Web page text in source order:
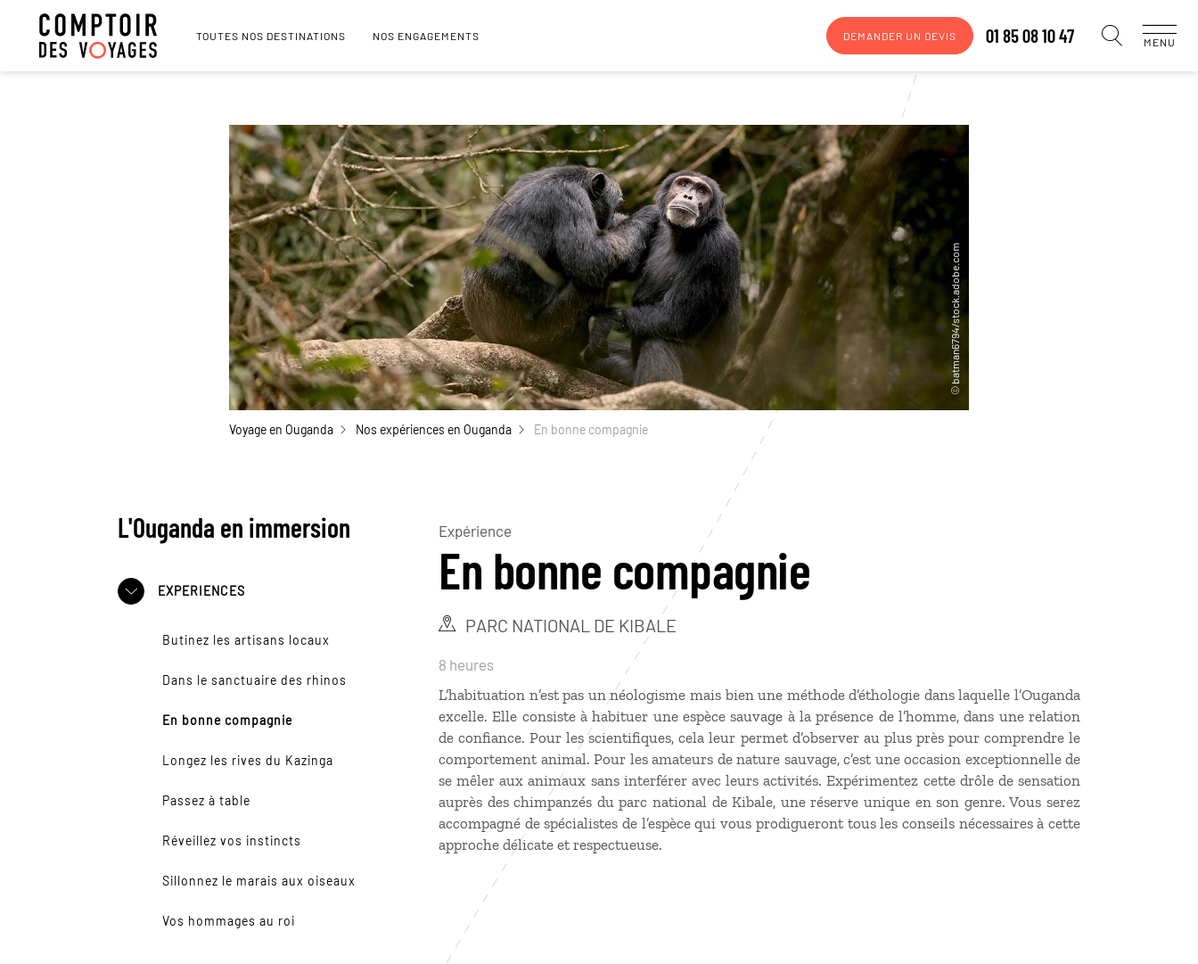
TOUTES NOS DESTINATIONS NOS ENGAGEMENTS DEMANDER UN DEVIS 01 85 08 10 47 MENU
Voyage en Ouganda Nos expériences en Ouganda En bonne compagnie
L'Ouganda en immersion
EXPERIENCES
Butinez les artisans locaux
Dans le sanctuaire des rhinos
En bonne compagnie
Longez les rives du Kazinga
Passez à table
Réveillez vos instincts
Sillonnez le marais aux oiseaux
Vos hommages au roi
Expérience
En bonne compagnie
PARC NATIONAL DE KIBALE
8 heures
L’habituation n’est pas un néologisme mais bien une méthode d’éthologie dans laquelle l’Ouganda
excelle. Elle consiste à habituer une espèce sauvage à la présence de l’homme, dans une relation
de confiance. Pour les scientifiques, cela leur permet d’observer au plus près pour comprendre le
comportement animal. Pour les amateurs de nature sauvage, c’est une occasion exceptionnelle de
se mêler aux animaux sans interférer avec leurs activités. Expérimentez cette drôle de sensation
auprès des chimpanzés du parc national de Kibale, une réserve unique en son genre. Vous serez
accompagné de spécialistes de l’espèce qui vous prodigueront tous les conseils nécessaires à cette
approche délicate et respectueuse.